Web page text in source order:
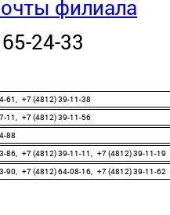
филиала
24-33
61, +7 (4812) 39-11-38
11, +7 (4812) 39-11-56
88
86, +7 (4812) 39-11-11, +7 (4812) 39-11-19
90, +7 (4812) 64-08-16, +7 (4812) 39-11-62